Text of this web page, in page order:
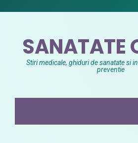
SANATATE
Stiri medicale, ghiduri de sanatate si
preventie